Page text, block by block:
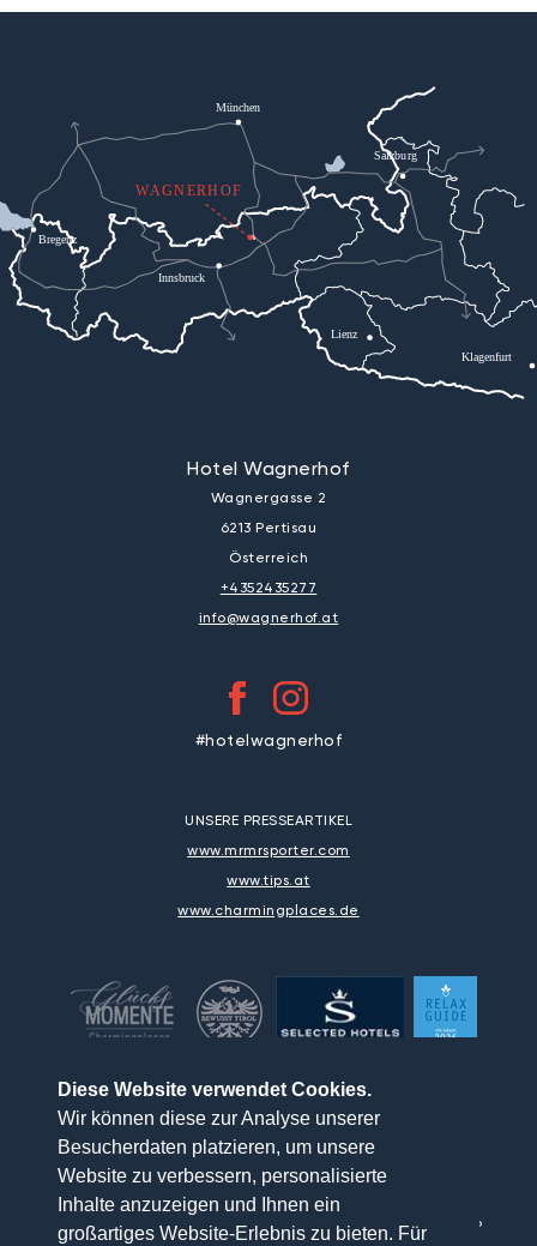
Diese Website verwendet Cookies.
Wir können diese zur Analyse unserer
Besucherdaten platzieren, um unsere
Website zu verbessern, personalisierte
Inhalte anzuzeigen und Ihnen ein
großartiges Website-Erlebnis zu bieten. Für
München
WAGNERHOF
Bregenz
Innsbruck
Lienz
Klagenfurt
Salzburg
Hotel Wagnerhof
Wagnergasse 2
6213 Pertisau
Österreich
+4352435277
info@wagnerhof.at
#hotelwagnerhof
UNSERE PRESSEARTIKEL
www.mrmrsporter.com
www.tips.at
www.charmingplaces.de
NEWSLETTER ANREISE IMPRESSUM SITEMAP